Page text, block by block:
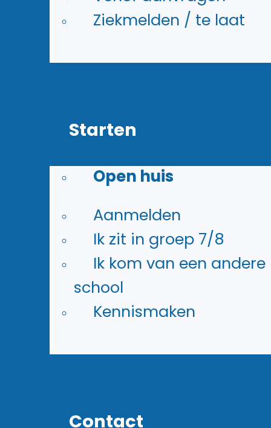
Ziekmelden / te laat
Starten
Open huis
Aanmelden
Ik zit in groep 7/8
Ik kom van een andere
school
Kennismaken
Contact
Hoe werkt dat en wanneer